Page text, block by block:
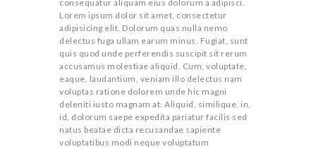
consequatur aliquam eius dolorum a adipisci.
Lorem ipsum dolor sit amet, consectetur
adipisicing elit. Dolorum quas nulla nemo
delectus fuga ullam earum minus. Fugiat, sunt
quis quod unde perferendis suscipit sit rerum
accusamus molestiae aliquid. Cum, voluptate,
eaque, laudantium, veniam illo delectus nam
voluptas ratione dolorem unde hic magni
deleniti iusto magnam at. Aliquid, similique, in,
id, dolorum saepe expedita pariatur facilis sed
natus beatae dicta recusandae sapiente
voluptatibus modi neque voluptatum